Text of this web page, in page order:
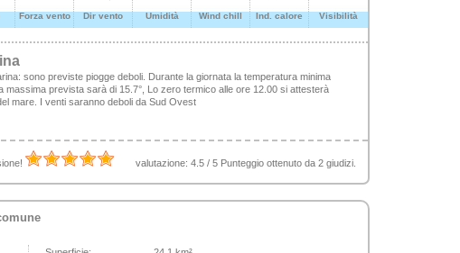
Forza vento Dir vento Umidità Wind chill Ind. calore Visibilità
sono previste piogge deboli. Durante la giornata la temperatura minima
prevista sarà di 15.7°, Lo zero termico alle ore 12.00 si attesterà
mare. I venti saranno deboli da Sud Ovest
valutazione:4.5 /5 Punteggio ottenuto da2 giudizi.